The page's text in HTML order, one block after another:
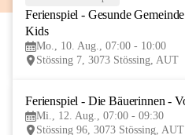
Ferienspiel - Gesunde
Kids
Mo., 10. Aug., 07:00 - 10:00
Stössing 7, 3073 Stössing, AUT
Ferienspiel - Die Bäuerinnen -
Mi., 12. Aug., 07:00 - 09:30
Stössing 96, 3073 Stössing, AUT